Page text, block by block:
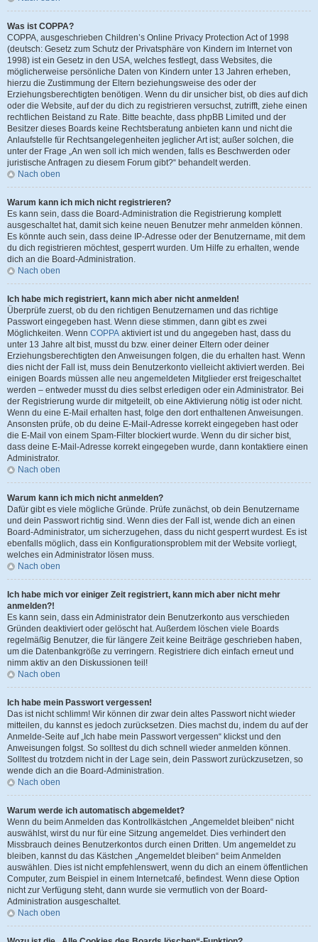
Was ist COPPA?
COPPA, ausgeschrieben Children’s Online Privacy Protection Act of 1998
(deutsch: Gesetz zum Schutz der Privatsphäre von Kindern im Internet von
1998) ist ein Gesetz in den USA, welches festlegt, dass Websites, die
möglicherweise persönliche Daten von Kindern unter 13 Jahren erheben,
hierzu die Zustimmung der Eltern beziehungsweise des oder der
Erziehungsberechtigten benötigen. Wenn du dir unsicher bist, ob dies auf dich
oder die Website, auf der du dich zu registrieren versuchst, zutrifft, ziehe einen
rechtlichen Beistand zu Rate. Bitte beachte, dass phpBB Limited und der
Besitzer dieses Boards keine Rechtsberatung anbieten kann und nicht die
Anlaufstelle für Rechtsangelegenheiten jeglicher Art ist; außer solchen, die
unter der Frage „An wen soll ich mich wenden, falls es Beschwerden oder
juristische Anfragen zu diesem Forum gibt?“ behandelt werden.
Nach oben
Warum kann ich mich nicht registrieren?
Es kann sein, dass die Board-Administration die Registrierung komplett
ausgeschaltet hat, damit sich keine neuen Benutzer mehr anmelden können.
Es könnte auch sein, dass deine IP-Adresse oder der Benutzername, mit dem
du dich registrieren möchtest, gesperrt wurden. Um Hilfe zu erhalten, wende
dich an die Board-Administration.
Nach oben
Ich habe mich registriert, kann mich aber nicht anmelden!
Überprüfe zuerst, ob du den richtigen Benutzernamen und das richtige
Passwort eingegeben hast. Wenn diese stimmen, dann gibt es zwei
Möglichkeiten. Wenn COPPA aktiviert ist und du angegeben hast, dass du
unter 13 Jahre alt bist, musst du bzw. einer deiner Eltern oder deiner
Erziehungsberechtigten den Anweisungen folgen, die du erhalten hast. Wenn
dies nicht der Fall ist, muss dein Benutzerkonto vielleicht aktiviert werden. Bei
einigen Boards müssen alle neu angemeldeten Mitglieder erst freigeschaltet
werden – entweder musst du dies selbst erledigen oder ein Administrator. Bei
der Registrierung wurde dir mitgeteilt, ob eine Aktivierung nötig ist oder nicht.
Wenn du eine E-Mail erhalten hast, folge den dort enthaltenen Anweisungen.
Ansonsten prüfe, ob du deine E-Mail-Adresse korrekt eingegeben hast oder
die E-Mail von einem Spam-Filter blockiert wurde. Wenn du dir sicher bist,
dass deine E-Mail-Adresse korrekt eingegeben wurde, dann kontaktiere einen
Administrator.
Nach oben
Warum kann ich mich nicht anmelden?
Dafür gibt es viele mögliche Gründe. Prüfe zunächst, ob dein Benutzername
und dein Passwort richtig sind. Wenn dies der Fall ist, wende dich an einen
Board-Administrator, um sicherzugehen, dass du nicht gesperrt wurdest. Es ist
ebenfalls möglich, dass ein Konfigurationsproblem mit der Website vorliegt,
welches ein Administrator lösen muss.
Nach oben
Ich habe mich vor einiger Zeit registriert, kann mich aber nicht mehr
anmelden?!
Es kann sein, dass ein Administrator dein Benutzerkonto aus verschieden
Gründen deaktiviert oder gelöscht hat. Außerdem löschen viele Boards
regelmäßig Benutzer, die für längere Zeit keine Beiträge geschrieben haben,
um die Datenbankgröße zu verringern. Registriere dich einfach erneut und
nimm aktiv an den Diskussionen teil!
Nach oben
Ich habe mein Passwort vergessen!
Das ist nicht schlimm! Wir können dir zwar dein altes Passwort nicht wieder
mitteilen, du kannst es jedoch zurücksetzen. Dies machst du, indem du auf der
Anmelde-Seite auf „Ich habe mein Passwort vergessen“ klickst und den
Anweisungen folgst. So solltest du dich schnell wieder anmelden können.
Solltest du trotzdem nicht in der Lage sein, dein Passwort zurückzusetzen, so
wende dich an die Board-Administration.
Nach oben
Warum werde ich automatisch abgemeldet?
Wenn du beim Anmelden das Kontrollkästchen „Angemeldet bleiben“ nicht
auswählst, wirst du nur für eine Sitzung angemeldet. Dies verhindert den
Missbrauch deines Benutzerkontos durch einen Dritten. Um angemeldet zu
bleiben, kannst du das Kästchen „Angemeldet bleiben“ beim Anmelden
auswählen. Dies ist nicht empfehlenswert, wenn du dich an einem öffentlichen
Computer, zum Beispiel in einem Internetcafé, befindest. Wenn diese Option
nicht zur Verfügung steht, dann wurde sie vermutlich von der Board-
Administration ausgeschaltet.
Nach oben